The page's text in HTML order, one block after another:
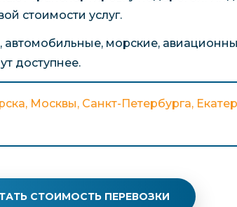
стоимости услуг.
морские,
доступнее.
Москвы, Санкт-Петербурга,
СТОИМОСТЬ ПЕРЕВОЗКИ